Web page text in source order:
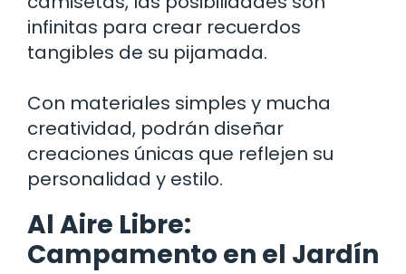
infinitas para crear recuerdos
tangibles de su pijamada.
Con materiales simples y mucha
creatividad, podrán diseñar
creaciones únicas que reflejen su
personalidad y estilo.
Al Aire Libre:
Campamento en el Jardín